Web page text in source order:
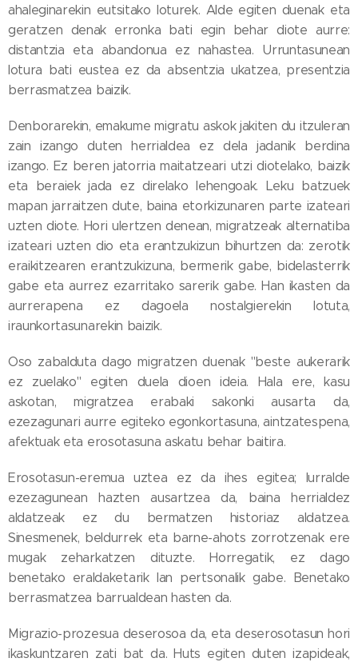
ahaleginarekin eutsitako loturek. Alde egiten duenak eta
geratzen denak erronka bati egin behar diote aurre:
distantzia eta abandonua ez nahastea. Urruntasunean
lotura bati eustea ez da absentzia ukatzea, presentzia
berrasmatzea baizik.
Denborarekin, emakume migratu askok jakiten du itzuleran
zain izango duten herrialdea ez dela jadanik berdina
izango. Ez beren jatorria maitatzeari utzi diotelako, baizik
eta beraiek jada ez direlako lehengoak. Leku batzuek
mapan jarraitzen dute, baina etorkizunaren parte izateari
uzten diote. Hori ulertzen denean, migratzeak alternatiba
izateari uzten dio eta erantzukizun bihurtzen da: zerotik
eraikitzearen erantzukizuna, bermerik gabe, bidelasterrik
gabe eta aurrez ezarritako sarerik gabe. Han ikasten da
aurrerapena ez dagoela nostalgierekin lotuta,
iraunkortasunarekin baizik.
Oso zabalduta dago migratzen duenak "beste aukerarik
ez zuelako" egiten duela dioen ideia. Hala ere, kasu
askotan, migratzea erabaki sakonki ausarta da,
ezezagunari aurre egiteko egonkortasuna, aintzatespena,
afektuak eta erosotasuna askatu behar baitira.
Erosotasun-eremua uztea ez da ihes egitea; lurralde
ezezagunean hazten ausartzea da, baina herrialdez
aldatzeak ez du bermatzen historiaz aldatzea.
Sinesmenek, beldurrek eta barne-ahots zorrotzenak ere
mugak zeharkatzen dituzte. Horregatik, ez dago
benetako eraldaketarik lan pertsonalik gabe. Benetako
berrasmatzea barrualdean hasten da.
Migrazio-prozesua deserosoa da, eta deserosotasun hori
ikaskuntzaren zati bat da. Huts egiten duten izapideak,